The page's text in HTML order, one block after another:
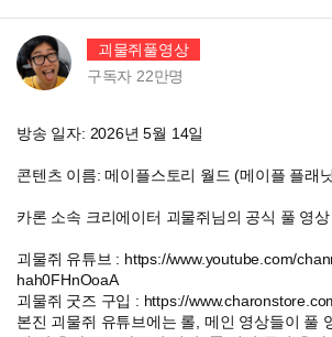
괴물쥐풀영상
구독자 22만명
방송 일자: 2026년 5월 14일
콘텐츠 이름: 메이플스토리 월드 (메이플 플래
카론 소속 크리에이터 괴물쥐님의 공식 풀 영
괴물쥐 유튜브 : https://www.youtube.com/
hah0FHnOoaA
괴물쥐 굿즈 구입 : https://
본진 괴물쥐 유튜브에는 롤, 메인 영상들이 풀